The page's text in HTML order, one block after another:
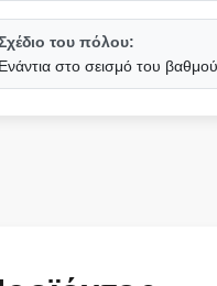
του πόλου:
Ενάντια στο σεισμό του